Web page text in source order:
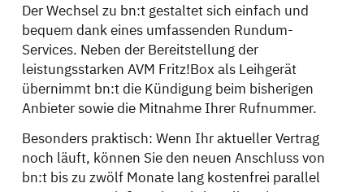
Der Wechsel zu bn:t gestaltet sich einfach und
bequem dank eines umfassenden Rundum-
Services. Neben der Bereitstellung der
leistungsstarken AVM Fritz!Box als Leihgerät
übernimmt bn:t die Kündigung beim bisherigen
Anbieter sowie die Mitnahme Ihrer Rufnummer.
Besonders praktisch: Wenn Ihr aktueller Vertrag
noch läuft, können Sie den neuen Anschluss von
bn:t bis zu zwölf Monate lang kostenfrei parallel